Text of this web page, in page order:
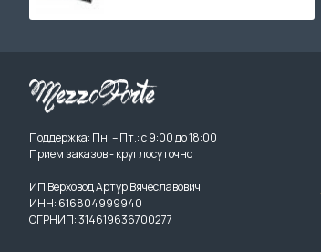
Поддержка: Пн. – Пт.: с 9:00 до 18:00
Прием заказов - круглосуточно
ИП Верховод Артур Вячеславович
ИНН: 616804999940
ОГРНИП: 314619636700277